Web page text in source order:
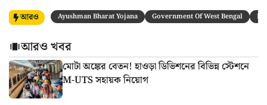
আরও Ayushman Bharat Yojana Government Of West Bengal
আরও খবর
মোটা অঙ্কের বেতন! হাওড়া ডিভিশনের বিভিন্ন স্টেশনে
M-UTS সহায়ক নিয়োগ